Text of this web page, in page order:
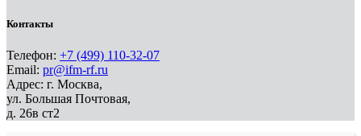
Контакты
Телефон: +7 (499) 110-32-07
Email: pr@ifm-rf.ru
Адрес: г. Москва,
ул. Большая Почтовая,
д. 26в ст2